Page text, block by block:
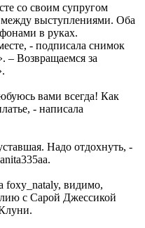
со своим супругом
выступлениями. Оба
в руках.
- подписала снимок
– Возвращаемся за
вами всегда! Как
- написала
Надо отдохнуть, -
foxy_nataly, видимо,
с Сарой Джессикой